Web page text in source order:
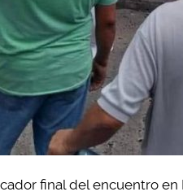
final del encuentro